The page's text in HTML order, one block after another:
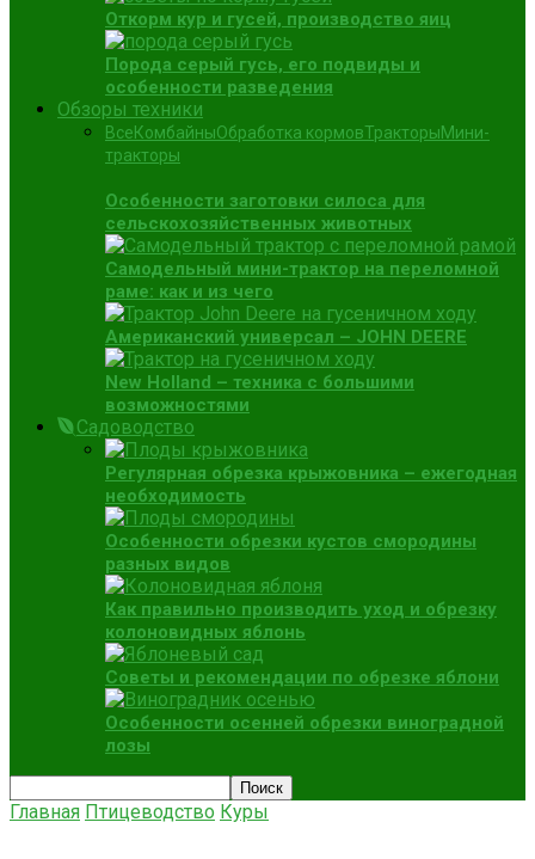
Откорм кур и гусей, производство яиц
Порода серый гусь, его подвиды и
особенности разведения
Обзоры техники
ВсеКомбайныОбработка кормовТракторыМини-
тракторы
Особенности заготовки силоса для
сельскохозяйственных животных
Самодельный мини-трактор на переломной
раме: как и из чего
Американский универсал – JOHN DEERE
New Holland – техника с большими
возможностями
Садоводство
Регулярная обрезка крыжовника – ежегодная
необходимость
Особенности обрезки кустов смородины
разных видов
Как правильно производить уход и обрезку
колоновидных яблонь
Советы и рекомендации по обрезке яблони
Особенности осенней обрезки виноградной
лозы
Главная Птицеводство Куры